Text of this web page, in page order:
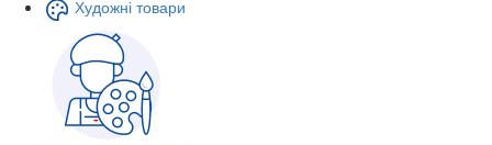
Художні товари